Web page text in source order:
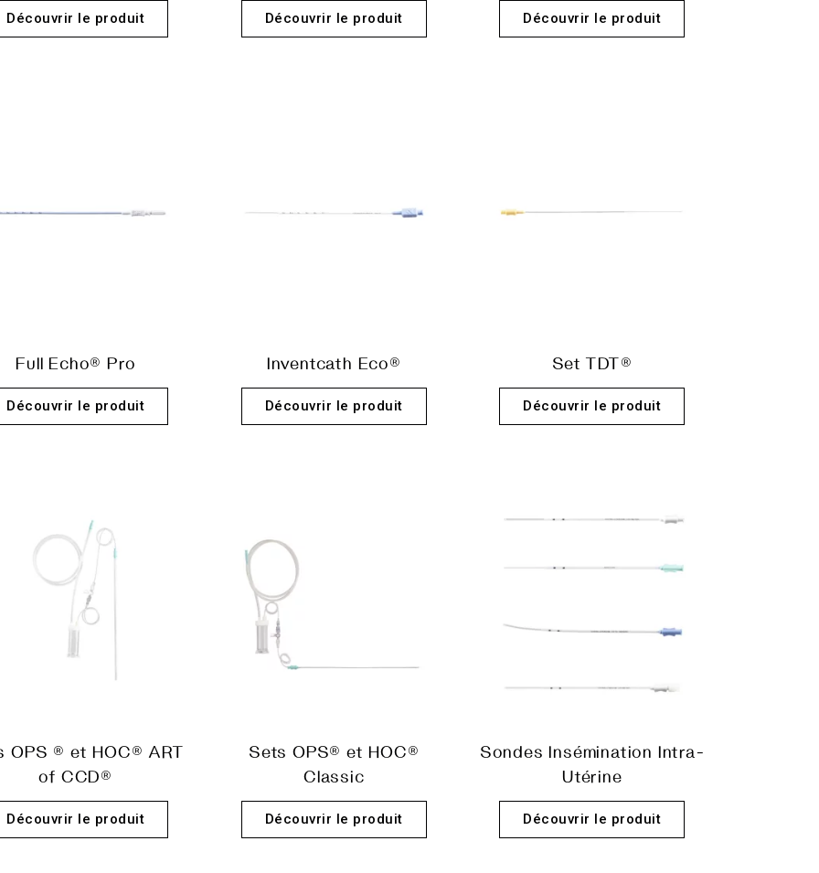
Découvrir le produit Découvrir le produit Découvrir le produit
Full Echo® Pro
Découvrir le produit
Inventcath Eco®
Découvrir le produit
Set TDT®
Découvrir le produit
OPS ® et HOC® ART
of CCD®
Découvrir le produit
Sets OPS® et HOC®
Classic
Découvrir le produit
Sondes Insémination Intra-
Utérine
Découvrir le produit